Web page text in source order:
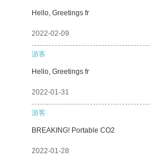
Hello, Greetings fr
2022-02-09
游客
Hello, Greetings fr
2022-01-31
游客
BREAKING! Portable CO2
2022-01-28